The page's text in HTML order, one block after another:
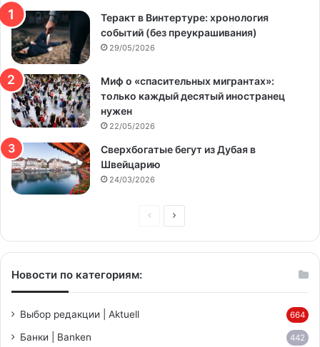
Теракт в Винтертуре: хронология
событий (без преукрашивания)
29/05/2026
Миф о «спасительных мигрантах»:
только каждый десятый иностранец
нужен
22/05/2026
Сверхбогатые бегут из Дубая в
Швейцарию
24/03/2026
Предыдущая
Следующая
Новости по категориям:
Выбор редакции | Aktuell 664
Банки | Banken 442